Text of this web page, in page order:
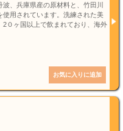
、兵庫県産の原材料と、竹田川
使用されています。洗練された美
2０ヶ国以上で飲まれており、海外